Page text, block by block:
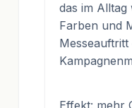
das im
Farben und
Messeauftritt